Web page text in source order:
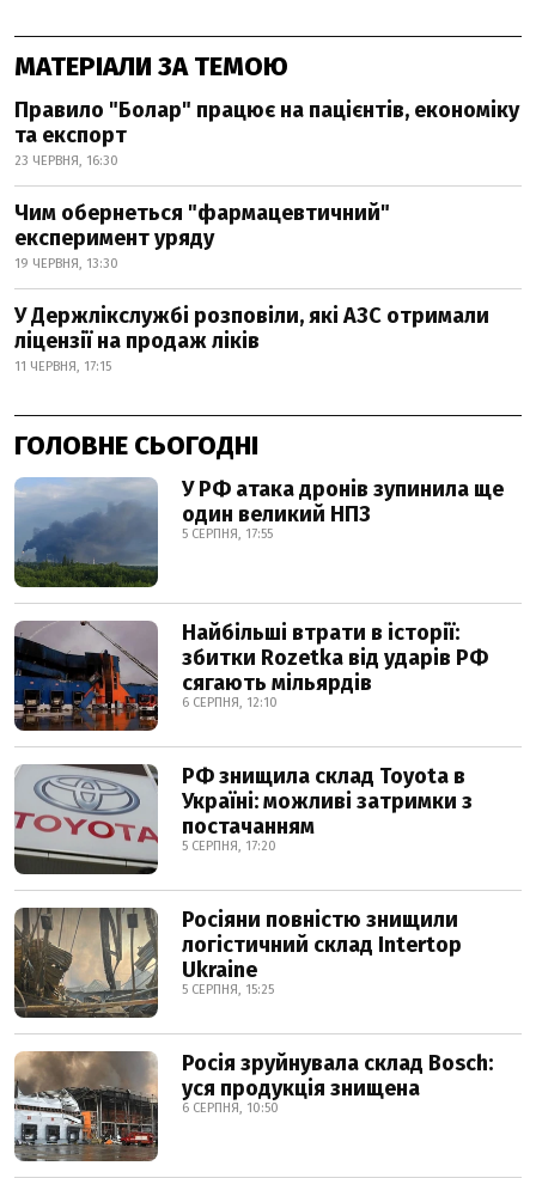
МАТЕРІАЛИ ЗА ТЕМОЮ
Правило "Болар" працює на пацієнтів, економіку
та експорт
23 ЧЕРВНЯ, 16:30
Чим обернеться "фармацевтичний"
експеримент уряду
19 ЧЕРВНЯ, 13:30
У Держлікслужбі розповіли, які АЗС отримали
ліцензії на продаж ліків
11 ЧЕРВНЯ, 17:15
ГОЛОВНЕ СЬОГОДНІ
У РФ атака дронів зупинила ще
один великий НПЗ
5 СЕРПНЯ, 17:55
Найбільші втрати в історії:
збитки Rozetka від ударів РФ
сягають мільярдів
6 СЕРПНЯ, 12:10
РФ знищила склад Toyota в
Україні: можливі затримки з
постачанням
5 СЕРПНЯ, 17:20
Росіяни повністю знищили
логістичний склад Intertop
Ukraine
5 СЕРПНЯ, 15:25
Росія зруйнувала склад Bosch:
уся продукція знищена
6 СЕРПНЯ, 10:50